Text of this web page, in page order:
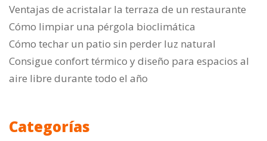
Ventajas de acristalar la terraza de un restaurante
Cómo limpiar una pérgola bioclimática
Cómo techar un patio sin perder luz natural
Consigue confort térmico y diseño para espacios al
aire libre durante todo el año
Categorías